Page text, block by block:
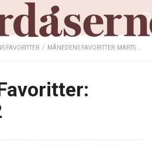
FAVORITTER / MÅNEDENS FAVORITTER: MARTS 2022